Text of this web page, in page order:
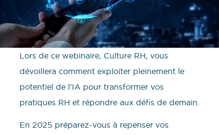
Lors de ce webinaire, Culture RH, vous
dévoillera comment exploiter pleinement le
potentiel de l’IA pour transformer vos
pratiques RH et répondre aux défis de demain.
En 2025 préparez-vous à repenser vos